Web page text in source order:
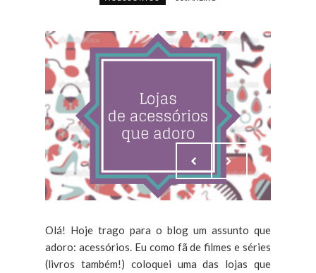
Olá! Hoje trago para o blog um assunto que
adoro: acessórios. Eu como fã de filmes e séries
(livros também!) coloquei uma das lojas que